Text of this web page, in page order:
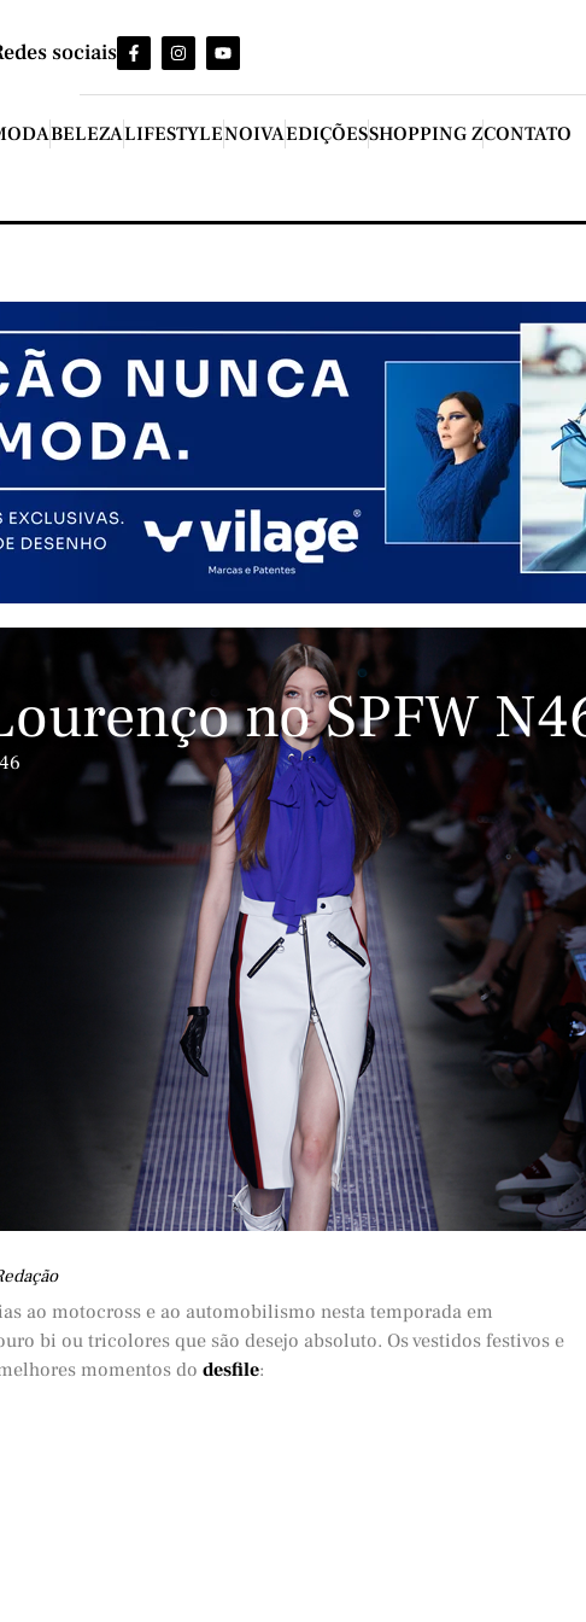
sociais
BELEZALIFESTYLENOIVAEDIÇÕESSHOPPING ZCONTATO
no SPFW
ao motocross e ao automobilismo nesta temporada em
bi ou tricolores que são desejo absoluto. Os vestidos festivos e
momentos do desfile: